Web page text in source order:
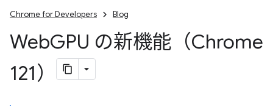
Chrome for Developers Blog
WebGPU の新機能（Chrome
121）